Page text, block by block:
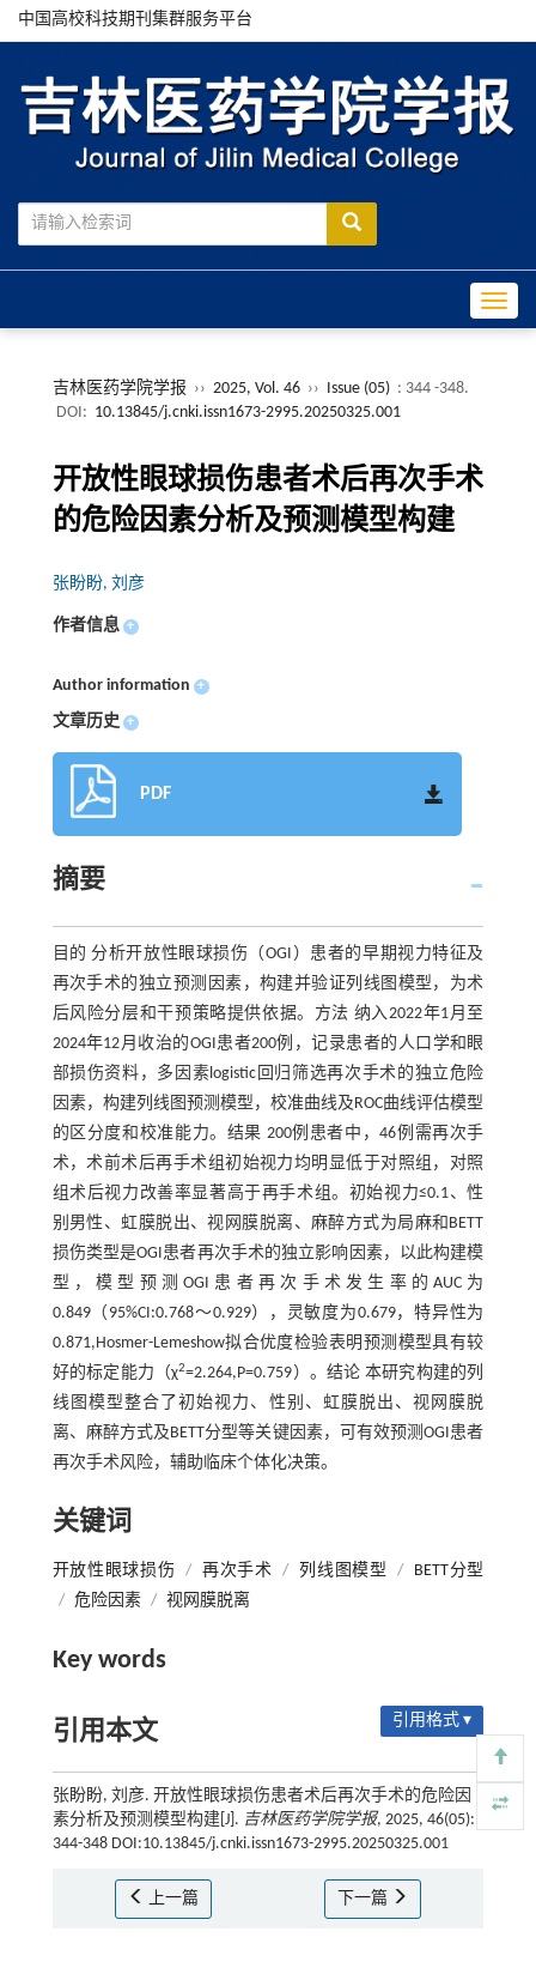
中国高校科技期刊集群服务平台
吉林医药学院学报 ›› 2025, Vol. 46 ›› Issue (05) : 344 -348.
DOI: 10.13845/j.cnki.issn1673-2995.20250325.001
开放性眼球损伤患者术后再次手术
的危险因素分析及预测模型构建
张盼盼, 刘彦
作者信息 +
Author information +
文章历史 +
PDF
摘要
目的 分析开放性眼球损伤（OGI）患者的早期视力特征及
再次手术的独立预测因素，构建并验证列线图模型，为术
后风险分层和干预策略提供依据。方法 纳入2022年1月至
2024年12月收治的OGI患者200例，记录患者的人口学和眼
部损伤资料，多因素logistic回归筛选再次手术的独立危险
因素，构建列线图预测模型，校准曲线及ROC曲线评估模型
的区分度和校准能力。结果 200例患者中，46例需再次手
术，术前术后再手术组初始视力均明显低于对照组，对照
组术后视力改善率显著高于再手术组。初始视力≤0.1、性
别男性、虹膜脱出、视网膜脱离、麻醉方式为局麻和BETT
损伤类型是OGI患者再次手术的独立影响因素，以此构建模
型，模型预测OGI患者再次手术发生率的AUC为
0.849（95%CI:0.768～0.929），灵敏度为0.679，特异性为
0.871,Hosmer-Lemeshow拟合优度检验表明预测模型具有较
好的标定能力（χ2=2.264,P=0.759）。结论 本研究构建的列
线图模型整合了初始视力、性别、虹膜脱出、视网膜脱
离、麻醉方式及BETT分型等关键因素，可有效预测OGI患者
再次手术风险，辅助临床个体化决策。
关键词
开放性眼球损伤 / 再次手术 / 列线图模型 /
BETT分型
/ 危险因素 / 视网膜脱离
Key words
引用本文 引用格式 ▾
张盼盼, 刘彦. 开放性眼球损伤患者术后再次手术的危险因
素分析及预测模型构建[J]. 吉林医药学院学报, 2025, 46(05):
344-348 DOI:10.13845/j.cnki.issn1673-2995.20250325.001
上一篇 下一篇